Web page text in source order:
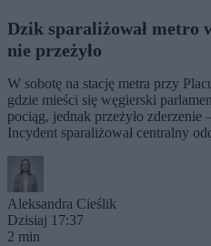
Dzik sparaliżował metro
nie przeżyło
W sobotę na stację metra przy
gdzie mieści się węgierski
pociąg, jednak przeżyło zderzenie
Incydent sparaliżował centralny
Aleksandra Cieślik
Dzisiaj 17:37
2 min